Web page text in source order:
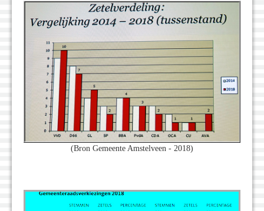
(Bron Gemeente Amstelveen - 2018)